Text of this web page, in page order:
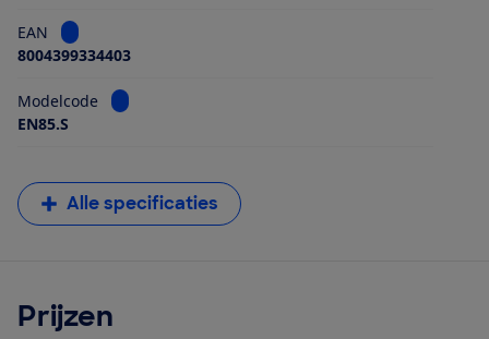
EAN
Bekijk informatie voor EAN
8004399334403
Modelcode
Bekijk informatie voor Modelcode
EN85.S
Alle specificaties
Prijzen